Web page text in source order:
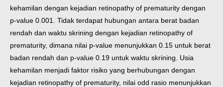
kehamilan dengan kejadian retinopathy of prematurity dengan
p-value 0.001. Tidak terdapat hubungan antara berat badan
rendah dan waktu skrining dengan kejadian retinopathy of
prematurity, dimana nilai p-value menunjukkan 0.15 untuk berat
badan rendah dan p-value 0.19 untuk waktu skrining. Usia
kehamilan menjadi faktor risiko yang berhubungan dengan
kejadian retinopathy of prematurity, nilai odd rasio menunjukkan